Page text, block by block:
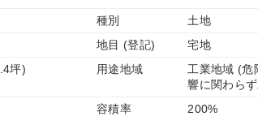
種別
土地
地目 (登記)
宅地
坪) 用途地域
工業地域 (危
響に関わら
容積率 200%